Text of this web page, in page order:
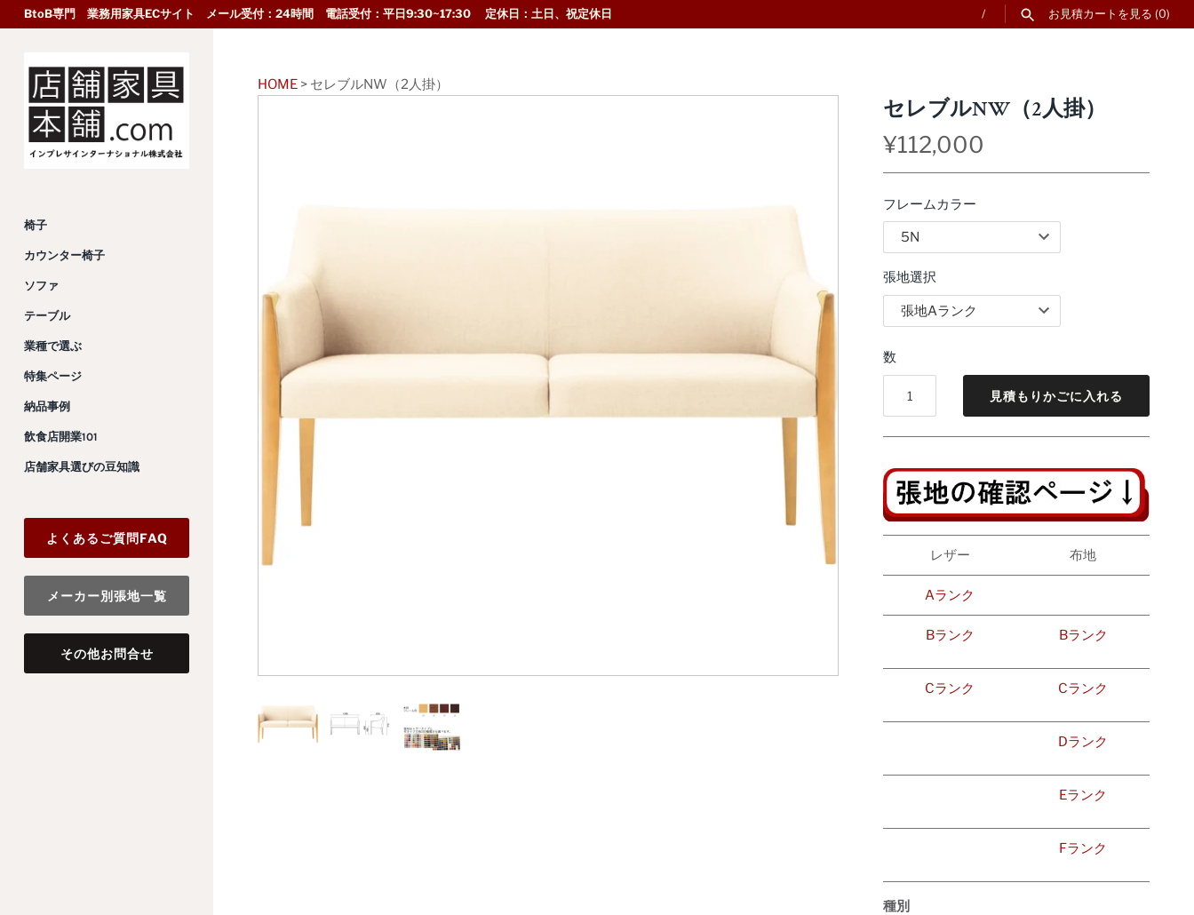
BtoB専門 業務用家具ECサイト メール受付：24時間 電話受付：平日9:30~17:30 定休日：土日、祝定休日 / お見積カートを見る (0)
椅子
カウンター椅子
ソファ
テーブル
業種で選ぶ
特集ページ
納品事例
飲食店開業101
店舗家具選びの豆知識
よくあるご質問FAQ
メーカー別張地一覧
その他お問合せ
HOME > セレブルNW（2人掛）
セレブルNW（2人掛）
¥112,000
フレームカラー
張地選択
数
見積もりかごに入れる
レザー 布地
Aランク
Bランク Bランク
Cランク Cランク
Dランク
Eランク
Fランク
種別